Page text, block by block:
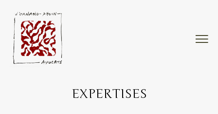
EXPERTISES